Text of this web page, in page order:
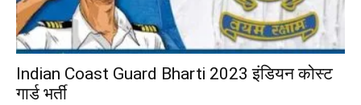
Indian Coast Guard Bharti 2023 इंडियन कोस्ट
गार्ड भर्ती